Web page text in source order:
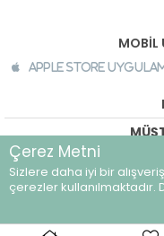
MOBİL
Apple Store
©
Çerez Metni
Sizlere daha iyi bir
çerezler kullanılmaktadır.